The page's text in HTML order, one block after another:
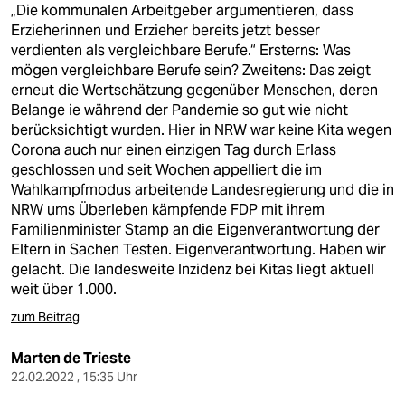
„Die kommunalen Arbeitgeber argumentieren, dass
Erzieherinnen und Erzieher bereits jetzt besser
verdienten als vergleichbare Berufe.“ Ersterns: Was
mögen vergleichbare Berufe sein? Zweitens: Das zeigt
erneut die Wertschätzung gegenüber Menschen, deren
Belange ie während der Pandemie so gut wie nicht
berücksichtigt wurden. Hier in NRW war keine Kita wegen
Corona auch nur einen einzigen Tag durch Erlass
geschlossen und seit Wochen appelliert die im
Wahlkampfmodus arbeitende Landesregierung und die in
NRW ums Überleben kämpfende FDP mit ihrem
Familienminister Stamp an die Eigenverantwortung der
Eltern in Sachen Testen. Eigenverantwortung. Haben wir
gelacht. Die landesweite Inzidenz bei Kitas liegt aktuell
weit über 1.000.
zum Beitrag
Marten de Trieste
22.02.2022 , 15:35 Uhr